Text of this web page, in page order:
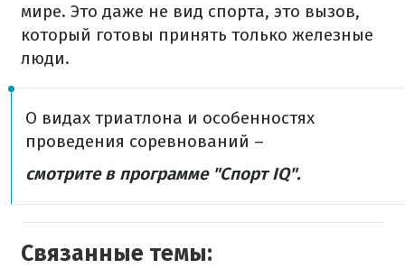
мире. Это даже не вид спорта, это вызов,
который готовы принять только железные
люди.
О видах триатлона и особенностях
проведения соревнований –
смотрите в программе "Спорт IQ".
Связанные темы: